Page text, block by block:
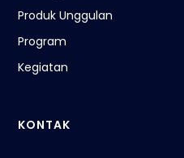
Produk Unggulan
Program
Kegiatan
KONTAK